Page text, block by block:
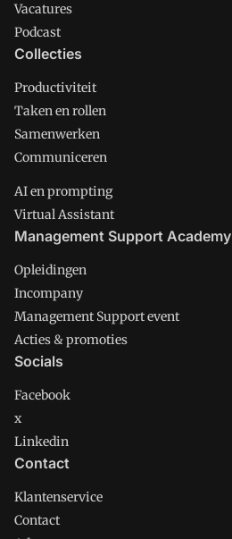
Vacatures
Podcast
Collecties
Productiviteit
Taken en rollen
Samenwerken
Communiceren
AI en prompting
Virtual Assistant
Management Support Academy
Opleidingen
Incompany
Management Support event
Acties & promoties
Socials
Facebook
x
Linkedin
Contact
Klantenservice
Contact